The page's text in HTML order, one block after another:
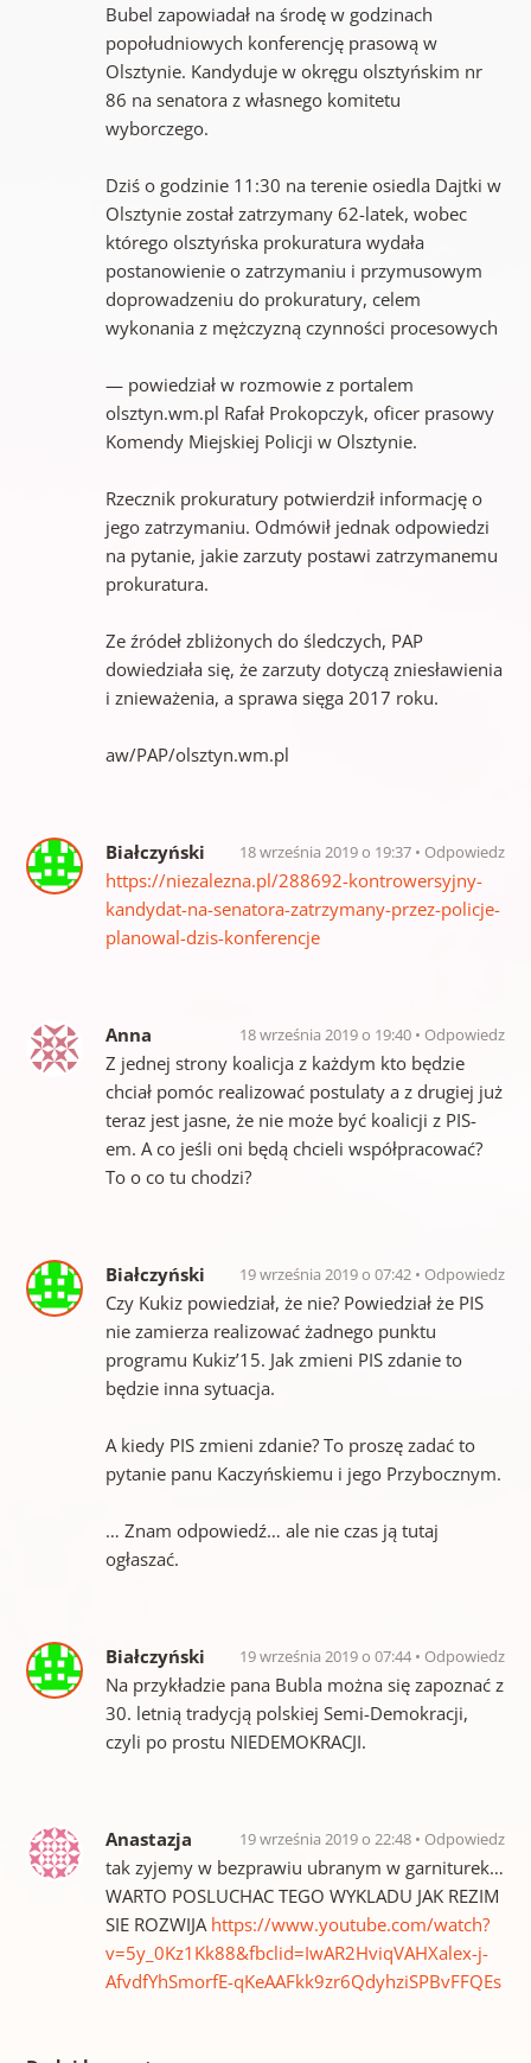
Bubel zapowiadał na środę w godzinach
popołudniowych konferencję prasową w
Olsztynie. Kandyduje w okręgu olsztyńskim nr
86 na senatora z własnego komitetu
wyborczego.
Dziś o godzinie 11:30 na terenie osiedla Dajtki w
Olsztynie został zatrzymany 62-latek, wobec
którego olsztyńska prokuratura wydała
postanowienie o zatrzymaniu i przymusowym
doprowadzeniu do prokuratury, celem
wykonania z mężczyzną czynności procesowych
— powiedział w rozmowie z portalem
olsztyn.wm.pl Rafał Prokopczyk, oficer prasowy
Komendy Miejskiej Policji w Olsztynie.
Rzecznik prokuratury potwierdził informację o
jego zatrzymaniu. Odmówił jednak odpowiedzi
na pytanie, jakie zarzuty postawi zatrzymanemu
prokuratura.
Ze źródeł zbliżonych do śledczych, PAP
dowiedziała się, że zarzuty dotyczą zniesławienia
i znieważenia, a sprawa sięga 2017 roku.
aw/PAP/olsztyn.wm.pl
Białczyński 18 września 2019 o 19:37 Odpowiedz
https://niezalezna.pl/288692-kontrowersyjny-
kandydat-na-senatora-zatrzymany-przez-policje-
planowal-dzis-konferencje
Anna 18 września 2019 o 19:40 Odpowiedz
Z jednej strony koalicja z każdym kto będzie
chciał pomóc realizować postulaty a z drugiej już
teraz jest jasne, że nie może być koalicji z PIS-
em. A co jeśli oni będą chcieli współpracować?
To o co tu chodzi?
Białczyński 19 września 2019 o 07:42 Odpowiedz
Czy Kukiz powiedział, że nie? Powiedział że PIS
nie zamierza realizować żadnego punktu
programu Kukiz’15. Jak zmieni PIS zdanie to
będzie inna sytuacja.
A kiedy PIS zmieni zdanie? To proszę zadać to
pytanie panu Kaczyńskiemu i jego Przybocznym.
… Znam odpowiedź… ale nie czas ją tutaj
ogłaszać.
Białczyński 19 września 2019 o 07:44 Odpowiedz
Na przykładzie pana Bubla można się zapoznać z
30. letnią tradycją polskiej Semi-Demokracji,
czyli po prostu NIEDEMOKRACJI.
Anastazja 19 września 2019 o 22:48 Odpowiedz
tak zyjemy w bezprawiu ubranym w garniturek…
WARTO POSLUCHAC TEGO WYKLADU JAK REZIM
SIE ROZWIJA https://www.youtube.com/watch?
v=5y_0Kz1Kk88&fbclid=IwAR2HviqVAHXalex-j-
AfvdfYhSmorfE-qKeAAFkk9zr6QdyhziSPBvFFQEs